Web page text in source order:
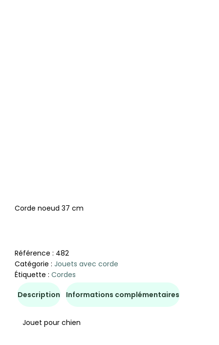
Corde noeud 37 cm
Référence : 482
Catégorie : Jouets avec corde
Étiquette : Cordes
Description Informations complémentaires
Jouet pour chien